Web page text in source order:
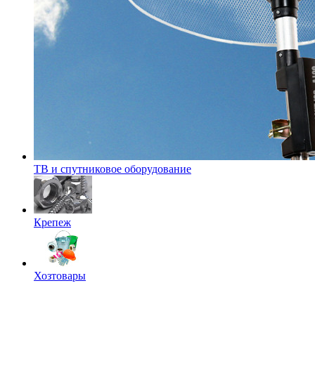
ТВ и спутниковое оборудование
Крепеж
Хозтовары